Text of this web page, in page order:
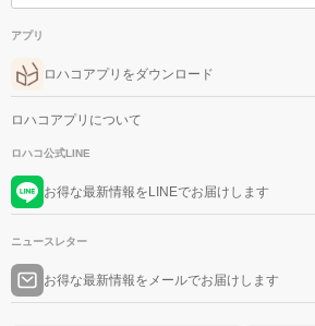
アプリ
ロハコアプリをダウンロード
ロハコアプリについて
ロハコ公式LINE
お得な最新情報をLINEでお届けします
ニュースレター
お得な最新情報をメールでお届けします